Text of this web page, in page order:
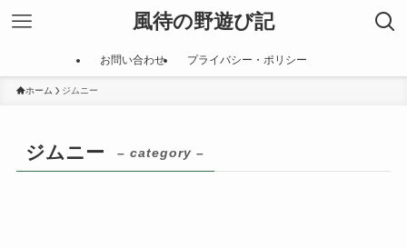
風待の野遊び記
お問い合わせ プライバシー・ポリシー
ホーム ジムニー
ジムニー – category –